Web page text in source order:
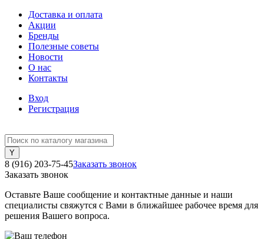
Доставка и оплата
Акции
Бренды
Полезные советы
Новости
О нас
Контакты
Вход
Регистрация
8 (916) 203-75-45Заказать звонок
Заказать звонок
Оставьте Ваше сообщение и контактные данные и наши
специалисты свяжутся с Вами в ближайшее рабочее время для
решения Вашего вопроса.